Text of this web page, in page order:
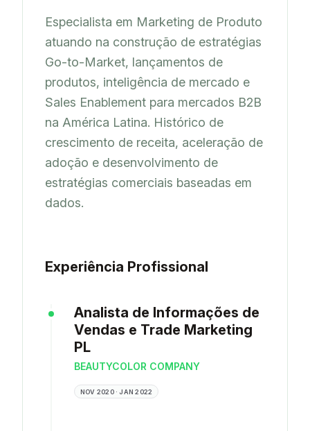
Especialista em Marketing de Produto
atuando na construção de estratégias
Go-to-Market, lançamentos de
produtos, inteligência de mercado e
Sales Enablement para mercados B2B
na América Latina. Histórico de
crescimento de receita, aceleração de
adoção e desenvolvimento de
estratégias comerciais baseadas em
dados.
Experiência Profissional
Analista de Informações de
Vendas e Trade Marketing
PL
BEAUTYCOLOR COMPANY
NOV 2020 · JAN 2022